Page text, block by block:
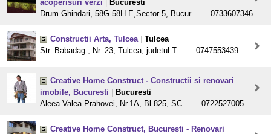
acoperisuri verzi
Bucuresti
Drum Ghindari, 58G-58H E,Sector 5, Bucur .. ... 0733607346
Constructii Arta, Tulcea
Tulcea
Str. Babadag , Nr. 23, Tulcea, judetul T .. ... 0747553439
Creative Home Construct - Constructii si renovari
imobile, Bucuresti
Bucuresti
Aleea Valea Prahovei, Nr.1A, Bl 825, SC .. ... 0722527005
Creative Home Construct, Bucuresti - Renovari